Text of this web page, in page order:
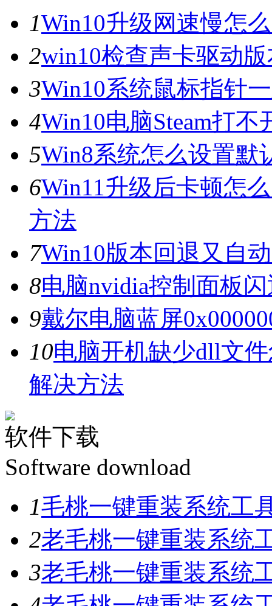
1Win10升级网速慢怎
2win10检查声卡驱动
3Win10系统鼠标指针
4Win10电脑Steam打
5Win8系统怎么设置默
6Win11升级后卡顿怎
方法
7Win10版本回退又自
8电脑nvidia控制面板
9戴尔电脑蓝屏
10电脑开机缺少dll文
解决方法
软件下载
Software download
1毛桃一键重装系统工
2老毛桃一键重装系统
3老毛桃一键重装系统